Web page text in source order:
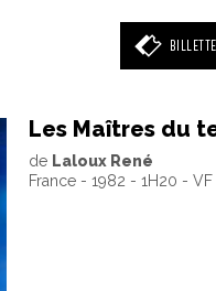
clé
événement)
Les Maîtres du
de Laloux René
France - 1982 - 1H20 - VF